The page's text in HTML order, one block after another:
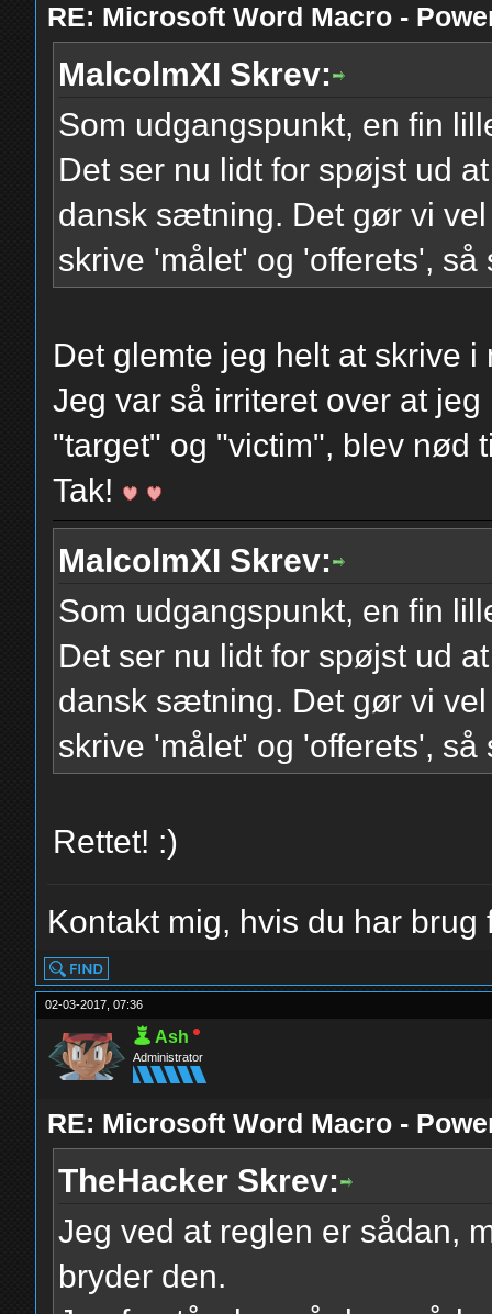
RE: Microsoft Word Macro -
MalcolmXI Skrev:
Som udgangspunkt, en fin
Det ser nu lidt for spøjst ud
dansk sætning. Det gør vi
skrive 'målet' og 'offerets',
Det glemte jeg helt at skrive i
Jeg var så irriteret over at
"target" og "victim", blev nød
Tak!
MalcolmXI Skrev:
Som udgangspunkt, en fin
Det ser nu lidt for spøjst ud
dansk sætning. Det gør vi
skrive 'målet' og 'offerets',
Rettet! :)
Kontakt mig, hvis du har
02-03-2017, 07:36
Ash
Administrator
RE: Microsoft Word Macro -
TheHacker Skrev:
Jeg ved at reglen er sådan,
bryder den.